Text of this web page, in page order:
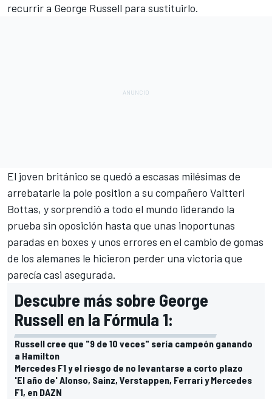
recurrir a George Russell para sustituirlo.
El joven británico se quedó a escasas milésimas de
arrebatarle la pole position a su compañero Valtteri
Bottas, y sorprendió a todo el mundo liderando la
prueba sin oposición hasta que unas inoportunas
paradas en boxes y unos errores en el cambio de gomas
de los alemanes le hicieron perder una victoria que
parecía casi asegurada.
Descubre más sobre George
Russell en la Fórmula 1:
Russell cree que "9 de 10 veces" sería campeón ganando
a Hamilton
Mercedes F1 y el riesgo de no levantarse a corto plazo
'El año de' Alonso, Sainz, Verstappen, Ferrari y Mercedes
F1, en DAZN